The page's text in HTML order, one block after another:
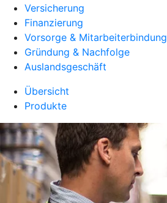
Versicherung
Finanzierung
Vorsorge & Mitarbeiterbindung
Gründung & Nachfolge
Auslandsgeschäft
Übersicht
Produkte